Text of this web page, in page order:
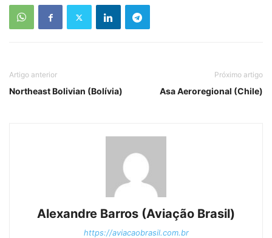
Artigo anterior
Northeast Bolivian (Bolívia)
Próximo artigo
Asa Aeroregional (Chile)
Alexandre Barros (Aviação Brasil)
https://aviacaobrasil.com.br